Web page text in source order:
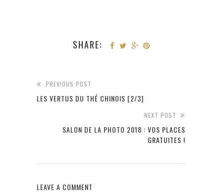
SHARE:
PREVIOUS POST
LES VERTUS DU THÉ CHINOIS [2/3]
NEXT POST
SALON DE LA PHOTO 2018 : VOS PLACES
GRATUITES !
LEAVE A COMMENT